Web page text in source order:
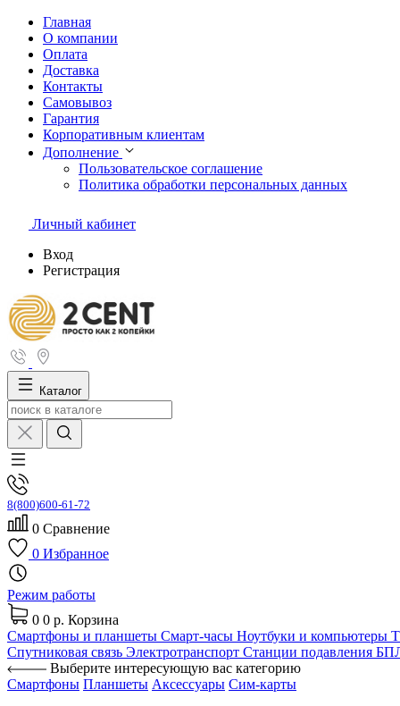
Главная
О компании
Оплата
Доставка
Контакты
Самовывоз
Гарантия
Корпоративным клиентам
Дополнение
Пользовательское соглашение
Политика обработки персональных данных
Личный кабинет
Вход
Регистрация
Каталог
8(800)600-61-72
0 Сравнение
0 Избранное
Режим работы
0 0 р. Корзина
Смартфоны и планшеты Смарт-часы Ноутбуки и компьютеры
Спутниковая связь Электротранспорт Станции подавления
Выберите интересующую вас категорию
Смартфоны Планшеты Аксессуары Сим-карты